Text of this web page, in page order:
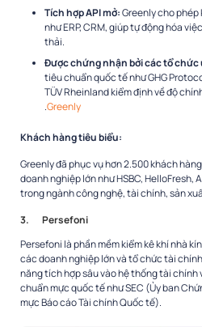
Tích hợp API mở:Greenly cho
như ERP, CRM, giúp tự động hóa
thải.
Được chứng nhận bởi các tổ chức
tiêu chuẩn quốc tế như GHG
TÜV Rheinland kiểm định về độ
.Greenly
Khách hàng tiêu biểu:
Greenly đã phục vụ hơn 2.500 khách
doanh nghiệp lớn như HSBC, HelloFresh,
trong ngành công nghệ, tài chính, sản
3. Persefoni
Persefoni là phần mềm kiểm kê khí nhà
các doanh nghiệp lớn và tổ chức tài
năng tích hợp sâu vào hệ thống tài
chuẩn mực quốc tế như SEC (Ủy ban
mực Báo cáo Tài chính Quốc tế).